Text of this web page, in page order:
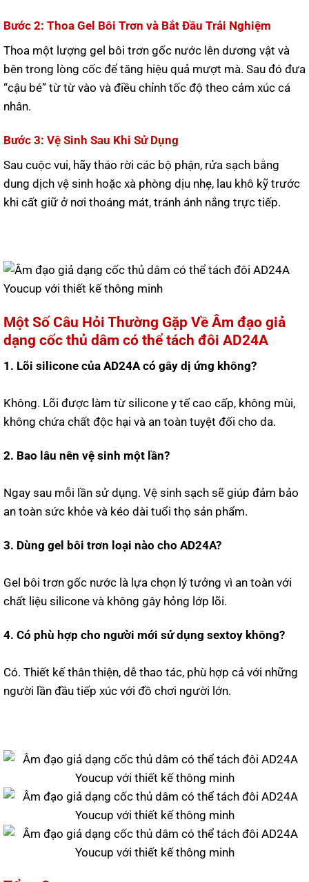
Bước 2: Thoa Gel Bôi Trơn và Bắt Đầu Trải Nghiệm
Thoa một lượng gel bôi trơn gốc nước lên dương vật và
bên trong lòng cốc để tăng hiệu quả mượt mà. Sau đó đưa
“cậu bé” từ từ vào và điều chỉnh tốc độ theo cảm xúc cá
nhân.
Bước 3: Vệ Sinh Sau Khi Sử Dụng
Sau cuộc vui, hãy tháo rời các bộ phận, rửa sạch bằng
dung dịch vệ sinh hoặc xà phòng dịu nhẹ, lau khô kỹ trước
khi cất giữ ở nơi thoáng mát, tránh ánh nắng trực tiếp.
Một Số Câu Hỏi Thường Gặp Về Âm đạo giả
dạng cốc thủ dâm có thể tách đôi AD24A
1. Lõi silicone của AD24A có gây dị ứng không?
Không. Lõi được làm từ silicone y tế cao cấp, không mùi,
không chứa chất độc hại và an toàn tuyệt đối cho da.
2. Bao lâu nên vệ sinh một lần?
Ngay sau mỗi lần sử dụng. Vệ sinh sạch sẽ giúp đảm bảo
an toàn sức khỏe và kéo dài tuổi thọ sản phẩm.
3. Dùng gel bôi trơn loại nào cho AD24A?
Gel bôi trơn gốc nước là lựa chọn lý tưởng vì an toàn với
chất liệu silicone và không gây hỏng lớp lõi.
4. Có phù hợp cho người mới sử dụng sextoy không?
Có. Thiết kế thân thiện, dễ thao tác, phù hợp cả với những
người lần đầu tiếp xúc với đồ chơi người lớn.